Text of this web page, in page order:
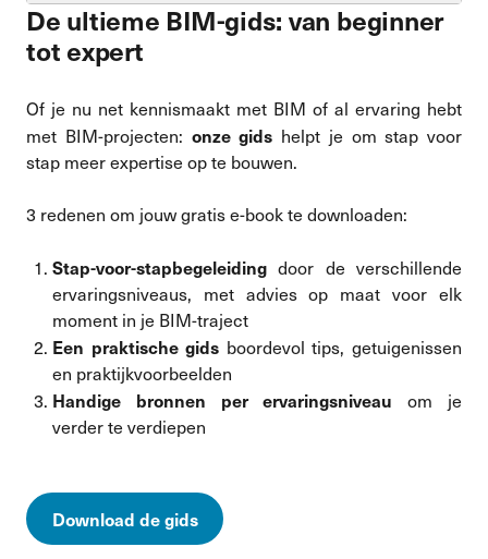
De ultieme BIM-gids: van beginner
tot expert
Of je nu net kennismaakt met BIM of al ervaring hebt
met BIM-projecten: onze gids helpt je om stap voor
stap meer expertise op te bouwen.
3 redenen om jouw gratis e-book te downloaden:
Stap-voor-stapbegeleiding door de verschillende
ervaringsniveaus, met advies op maat voor elk
moment in je BIM-traject
Een praktische gids boordevol tips, getuigenissen
en praktijkvoorbeelden
Handige bronnen per ervaringsniveau om je
verder te verdiepen
Download de gids